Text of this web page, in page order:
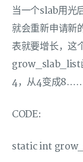
当一个slab用光
就会重新申请新
表就要增长，这
grow_slab_list
4，从4变成8……
CODE:
static int